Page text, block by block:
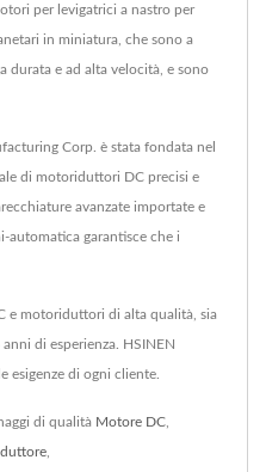
per levigatrici a nastro per
in miniatura, che sono a
durata e ad alta velocità, e sono
Corp. è stata fondata nel
di motoriduttori DC precisi e
avanzate importate e
automatica garantisce che i
e motoriduttori di alta qualità, sia
di esperienza. HSINEN
esigenze di ogni cliente.
di qualità Motore DC